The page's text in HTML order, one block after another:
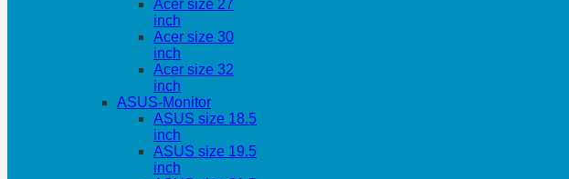
Acer size 27
inch
Acer size 30
inch
Acer size 32
inch
ASUS-Monitor
ASUS size 18.5
inch
ASUS size 19.5
inch